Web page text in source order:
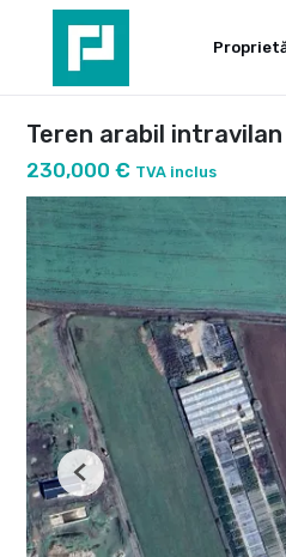
Teren arabil
230,000 € TVA inclus
Previous